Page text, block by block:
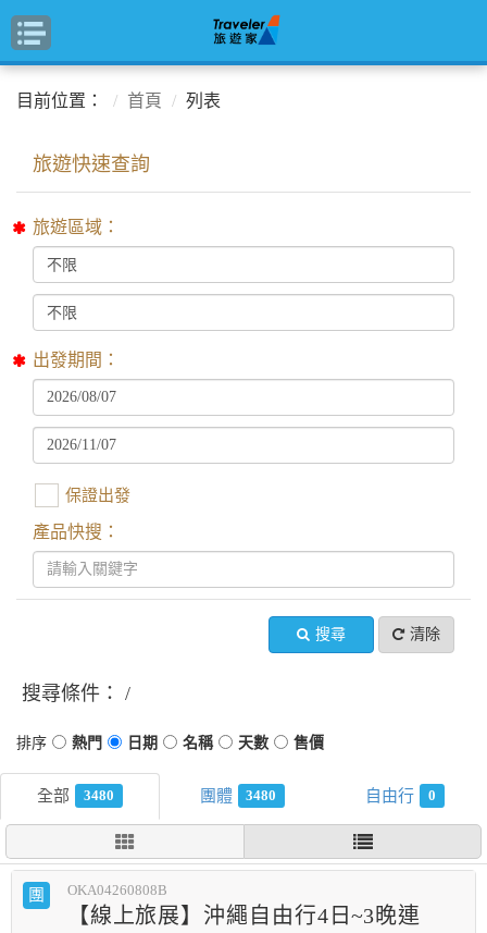
目前位置： 首頁 列表
旅遊區域：
出發期間：
保證出發
產品快搜：
搜尋 清除
搜尋條件：
3480 3480 0
團 OKA04260808B
【線上旅展】沖繩自由行4日~3晚連